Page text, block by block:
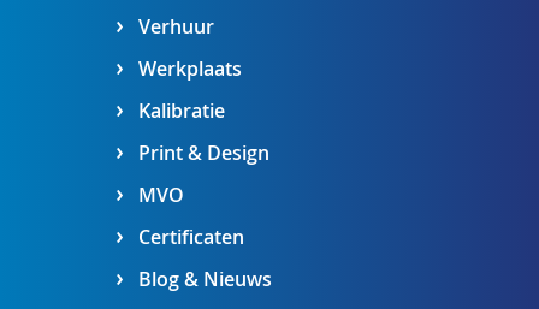
Verhuur
Werkplaats
Kalibratie
Print & Design
MVO
Certificaten
Blog & Nieuws